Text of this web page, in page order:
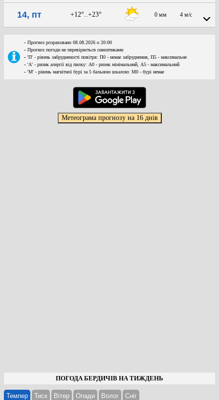
14, пт +12°..+23° 0 мм 4 м/с
- Прогноз розраховано 08.08.2026 о 20:00
- Прогноз погоди не перевіряється синоптиками
- 'П' - рівень забрудненості повітря: П0 - немає забруднення, П5 - максимальне
- 'А' - ризик алергії від пилку: А0 - ризик мінімальний, А5 - максимальний
- 'М' - рівень магнітної бурі за 5 бальною шкалою: M0 - бурі немає
ПОГОДА БЕРДИЧІВ НА ТИЖДЕНЬ
Темпер Тиск Вітер Опади Волог Cніг